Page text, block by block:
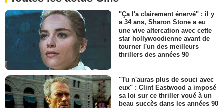
"Ça l'a clairement énervé" : il y
a 34 ans, Sharon Stone a eu
une vive altercation avec cette
star hollywoodienne avant de
tourner l'un des meilleurs
thrillers des années 90
"Tu n'auras plus de souci avec
eux" : Clint Eastwood a imposé
sa loi sur ce thriller voué à un
beau succès dans les années 90